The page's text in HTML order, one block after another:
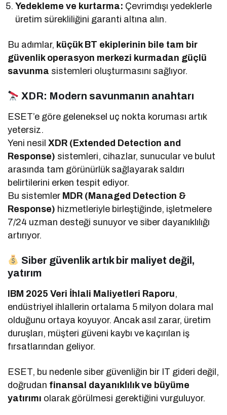
Yedekleme ve kurtarma: Çevrimdışı yedeklerle
üretim sürekliliğini garanti altına alın.
Bu adımlar, küçük BT ekiplerinin bile tam bir
güvenlik operasyon merkezi kurmadan güçlü
savunma sistemleri oluşturmasını sağlıyor.
XDR: Modern savunmanın anahtarı
ESET’e göre geleneksel uç nokta koruması artık
yetersiz.
Yeni nesilXDR (Extended Detection and
Response) sistemleri, cihazlar, sunucular ve bulut
arasında tam görünürlük sağlayarak saldırı
belirtilerini erken tespit ediyor.
Bu sistemler MDR (Managed Detection &
Response) hizmetleriyle birleştiğinde, işletmelere
7/24 uzman desteği sunuyor ve siber dayanıklılığı
artırıyor.
Siber güvenlik artık bir maliyet değil,
yatırım
IBM 2025 Veri İhlali Maliyetleri Raporu,
endüstriyel ihlallerin ortalama 5 milyon dolara mal
olduğunu ortaya koyuyor. Ancak asıl zarar, üretim
duruşları, müşteri güveni kaybı ve kaçırılan iş
fırsatlarından geliyor.
ESET, bu nedenle siber güvenliğin bir IT gideri değil,
doğrudan finansal dayanıklılık ve büyüme
yatırımı olarak görülmesi gerektiğini vurguluyor.